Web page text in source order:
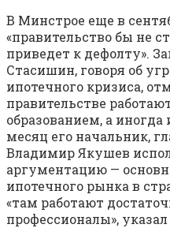
В Минстрое еще в
«правительство бы не
приведет к дефолту».
Стасишин, говоря об
ипотечного кризиса,
правительстве
образованием, а
месяц его начальник,
Владимир Якушев
аргументацию —
ипотечного рынка в
«там работают
профессионалы»,